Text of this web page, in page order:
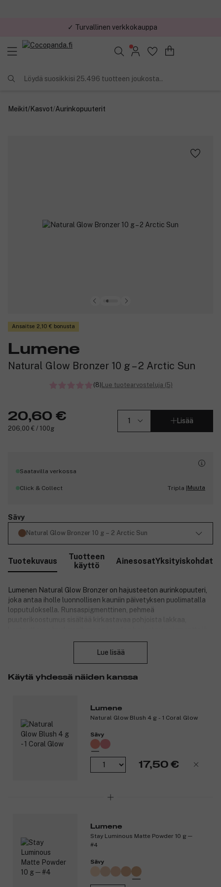
✓ Kilpailukykyiset hinnat
Löydä suosikkisi 25.496 tuotteen joukosta..
Meikit/Kasvot/Aurinkopuuterit
Ansaitse 2,10 € bonusta
Lumene
Natural Glow Bronzer 10 g – 2 Arctic Sun
(8)Lue tuotearvosteluja (5)
20,60 €
206,00 € / 100g
Lisää
Saatavilla verkossa
Click & Collect Tripla |Muuta
Sävy
Natural Glow Bronzer 10 g – 2 Arctic Sun
Tuotekuvaus
Tuotteen
käyttö
AinesosatYksityiskohdat
Lumenen Natural Glow Bronzer on hajusteeton aurinkopuuteri,
joka antaa iholle luonnollisen kauniin päivetyksen puolimatalla
lopputuloksella. Runsaspigmenttinen, pehmeä
puuterikoostumus sisältää kirkastavaa pohjoista lakkaa,
hehkun. Vegaaninen. Kätevä rasia on valmistettu osin
Tuotenumero:3258816
Lue lisää
Käytä yhdessä näiden kanssa
Lumene
Natural Glow Blush 4 g - 1 Coral Glow
Sävy
17,50 €
Lumene
Stay Luminous Matte Powder 10 g ─
#4
Sävy